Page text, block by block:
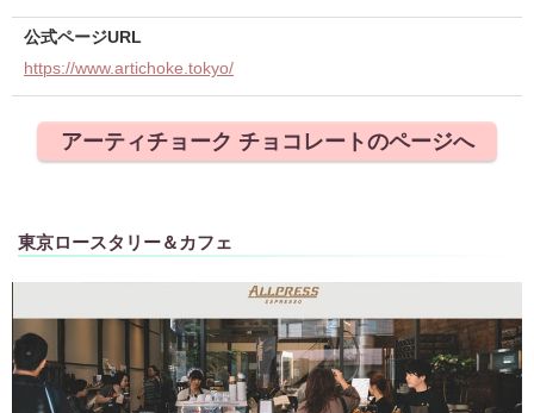
公式ページURL
https://www.artichoke.tokyo/
アーティチョーク チョコレートのページへ
東京ロースタリー＆カフェ